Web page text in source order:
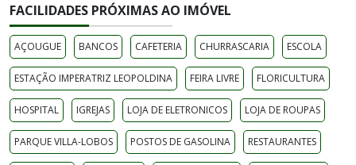
FACILIDADES PRÓXIMAS AO IMÓVEL
AÇOUGUE BANCOS CAFETERIA CHURRASCARIA ESCOLA
ESTAÇÃO IMPERATRIZ LEOPOLDINA FEIRA LIVRE FLORICULTURA
HOSPITAL IGREJAS LOJA DE ELETRONICOS LOJA DE ROUPAS
PARQUE VILLA-LOBOS POSTOS DE GASOLINA RESTAURANTES